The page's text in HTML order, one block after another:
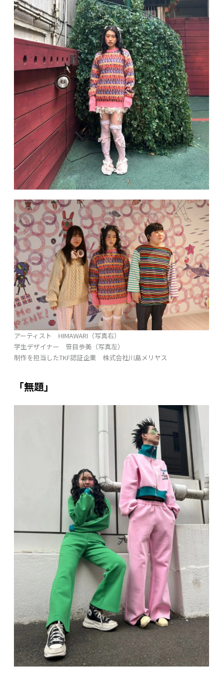
アーティスト HIMAWARI（写真右）
学生デザイナー 笹目歩美（写真左）
制作を担当したTKF認証企業 株式会社川島メリヤス
「無題」